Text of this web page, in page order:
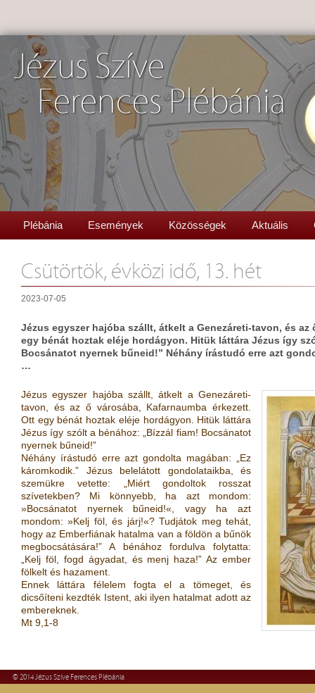
Jézus Szíve
Ferences Plébánia
Plébánia Események Közösségek Aktuális
Csütörtök, évközi idő, 13. hét
2023-07-05
Jézus egyszer hajóba szállt, átkelt a Genezáreti-tavon, és
egy bénát hoztak eléje hordágyon. Hitük láttára Jézus így
Bocsánatot nyernek bűneid!” Néhány írástudó erre azt
…
Jézus egyszer hajóba szállt, átkelt a Genezáreti-
tavon, és az ő városába, Kafarnaumba érkezett.
Ott egy bénát hoztak eléje hordágyon. Hitük láttára
Jézus így szólt a bénához: „Bízzál fiam! Bocsánatot
nyernek bűneid!”
Néhány írástudó erre azt gondolta magában: „Ez
káromkodik.” Jézus belelátott gondolataikba, és
szemükre vetette: „Miért gondoltok rosszat
szívetekben? Mi könnyebb, ha azt mondom:
»Bocsánatot nyernek bűneid!«, vagy ha azt
mondom: »Kelj föl, és járj!«? Tudjátok meg tehát,
hogy az Emberfiának hatalma van a földön a bűnök
megbocsátására!” A bénához fordulva folytatta:
„Kelj föl, fogd ágyadat, és menj haza!” Az ember
fölkelt és hazament.
Ennek láttára félelem fogta el a tömeget, és
dicsőíteni kezdték Istent, aki ilyen hatalmat adott az
embereknek.
Mt 9,1-8
© 2014 Jézus Szíve Ferences Plébánia